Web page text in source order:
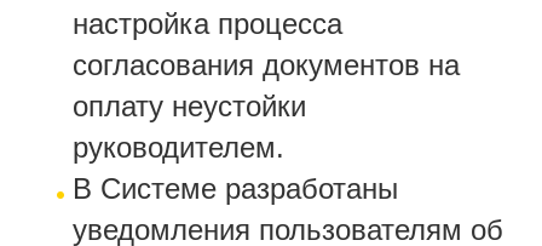
настройка процесса
согласования документов на
оплату неустойки
руководителем.
В Системе разработаны
уведомления пользователям об